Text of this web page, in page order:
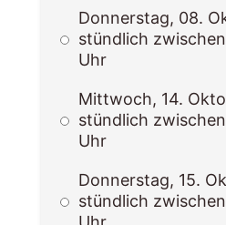
Donnerstag, 08.
stündlich
Uhr
Mittwoch, 14.
stündlich
Uhr
Donnerstag, 15.
stündlich